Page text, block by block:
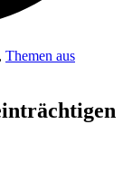
, Themen aus